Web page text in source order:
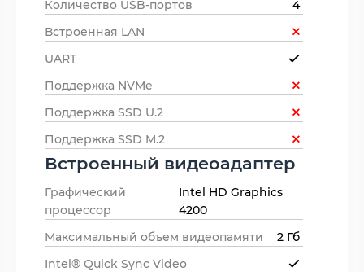
Количество USB-портов
4
Встроенная LAN
UART
Поддержка NVMe
Поддержка SSD U.2
Поддержка SSD M.2
Встроенный видеоадаптер
Графический
процессор
Intel HD Graphics
4200
Максимальный объем видеопамяти
2 Гб
Intel® Quick Sync Video